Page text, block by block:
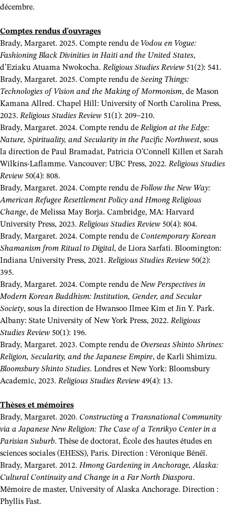
décembre.
Comptes rendus d’ouvrages
Brady, Margaret. 2025. Compte rendu de Vodou en Vogue:
Fashioning Black Divinities in Haiti and the United States,
d’Eziaku Atuama Nwokocha. Religious Studies Review 51(2): 541.
Brady, Margaret. 2025. Compte rendu de Seeing Things:
Technologies of Vision and the Making of Mormonism, de Mason
Kamana Allred. Chapel Hill: University of North Carolina Press,
2023. Religious Studies Review 51(1): 209–210.
Brady, Margaret. 2024. Compte rendu de Religion at the Edge:
Nature, Spirituality, and Secularity in the Pacific Northwest, sous
la direction de Paul Bramadat, Patricia O’Connell Killen et Sarah
Wilkins-Laflamme. Vancouver: UBC Press, 2022. Religious Studies
Review 50(4): 808.
Brady, Margaret. 2024. Compte rendu de Follow the New Way:
American Refugee Resettlement Policy and Hmong Religious
Change, de Melissa May Borja. Cambridge, MA: Harvard
University Press, 2023. Religious Studies Review 50(4): 804.
Brady, Margaret. 2024. Compte rendu de Contemporary Korean
Shamanism from Ritual to Digital, de Liora Sarfati. Bloomington:
Indiana University Press, 2021. Religious Studies Review 50(2):
395.
Brady, Margaret. 2024. Compte rendu deNew Perspectives in
Modern Korean Buddhism: Institution, Gender, and Secular
Society, sous la direction de Hwansoo Ilmee Kim et Jin Y. Park.
Albany: State University of New York Press, 2022. Religious
Studies Review 50(1): 196.
Brady, Margaret. 2023. Compte rendu de Overseas Shinto Shrines:
Religion, Secularity, and the Japanese Empire, de Karli Shimizu.
Bloomsbury Shinto Studies. Londres et New York: Bloomsbury
Academic, 2023. Religious Studies Review 49(4): 13.
Thèses et mémoires
Brady, Margaret. 2020. Constructing a Transnational Community
via a Japanese New Religion: The Case of a Tenrikyo Center in a
Parisian Suburb. Thèse de doctorat, École des hautes études en
sciences sociales (EHESS), Paris. Direction : Véronique Bénéï.
Brady, Margaret. 2012. Hmong Gardening in Anchorage, Alaska:
Cultural Continuity and Change in a Far North Diaspora.
Mémoire de master, University of Alaska Anchorage. Direction :
Phyllis Fast.